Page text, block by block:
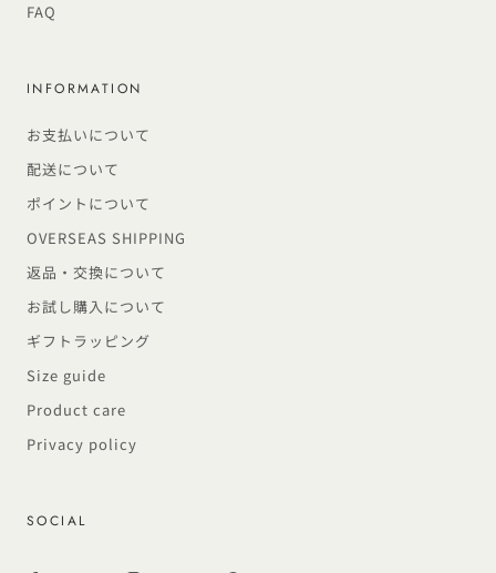
FAQ
INFORMATION
お支払いについて
配送について
ポイントについて
OVERSEAS SHIPPING
返品・交換について
お試し購入について
ギフトラッピング
Size guide
Product care
Privacy policy
SOCIAL